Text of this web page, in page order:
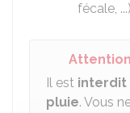
fécale,
Attention
Il est interdit
pluie. Vous